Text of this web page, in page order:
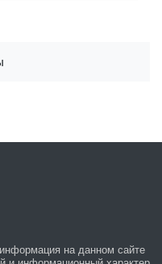
на данном сайте